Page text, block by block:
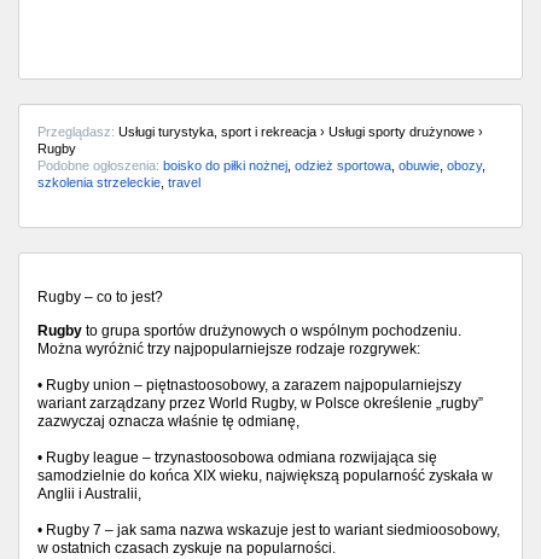
Przeglądasz: Usługi turystyka, sport i rekreacja › Usługi sporty drużynowe ›
Rugby
Podobne ogłoszenia: boisko do piłki nożnej odzież sportowa obuwie obozy,
szkolenia strzeleckie travel
Rugby – co to jest?
Rugby to grupa sportów drużynowych o wspólnym pochodzeniu.
Można wyróżnić trzy najpopularniejsze rodzaje rozgrywek:
• Rugby union – piętnastoosobowy, a zarazem najpopularniejszy
wariant zarządzany przez World Rugby, w Polsce określenie „rugby”
zazwyczaj oznacza właśnie tę odmianę,
• Rugby league – trzynastoosobowa odmiana rozwijająca się
samodzielnie do końca XIX wieku, największą popularność zyskała w
Anglii i Australii,
• Rugby 7 – jak sama nazwa wskazuje jest to wariant siedmioosobowy,
w ostatnich czasach zyskuje na popularności.